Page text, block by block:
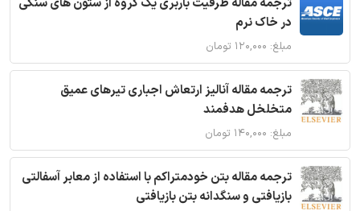
در خاک نرم
مبلغ: ۱۲۰,۰۰۰ تومان
ترجمه مقاله آنالیز ارتعاش اجباری تیرهای عمیق
متخلخل هدفمند
مبلغ: ۱۴۰,۰۰۰ تومان
ترجمه مقاله بتن خودمتراکم با استفاده از معابر آسفالتی
بازیافتی و سنگدانه بتن بازیافتی